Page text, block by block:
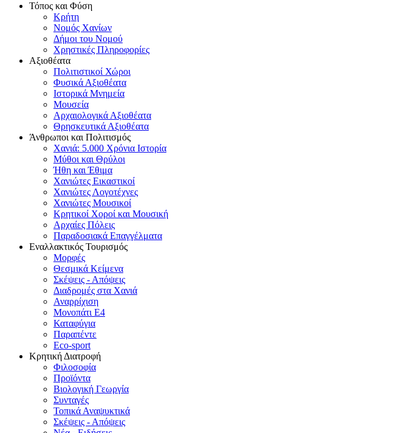
Τόπος και Φύση
Κρήτη
Νομός Χανίων
Δήμοι του Νομού
Χρηστικές Πληροφορίες
Αξιοθέατα
Πολιτιστικοί Χώροι
Φυσικά Αξιοθέατα
Ιστορικά Μνημεία
Μουσεία
Αρχαιολογικά Αξιοθέατα
Θρησκευτικά Αξιοθέατα
Άνθρωποι και Πολιτισμός
Χανιά: 5.000 Χρόνια Ιστορία
Μύθοι και Θρύλοι
Ήθη και Έθιμα
Χανιώτες Εικαστικοί
Χανιώτες Λογοτέχνες
Χανιώτες Μουσικοί
Κρητικοί Χοροί και Μουσική
Αρχαίες Πόλεις
Παραδοσιακά Επαγγέλματα
Εναλλακτικός Τουρισμός
Μορφές
Θεσμικά Κείμενα
Σκέψεις - Απόψεις
Διαδρομές στα Χανιά
Αναρρίχιση
Μονοπάτι Ε4
Καταφύγια
Παραπέντε
Eco-sport
Κρητική Διατροφή
Φιλοσοφία
Προϊόντα
Βιολογική Γεωργία
Συνταγές
Τοπικά Αναψυκτικά
Σκέψεις - Απόψεις